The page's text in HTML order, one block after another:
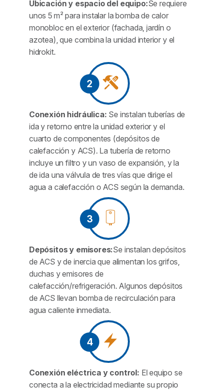
Ubicación y espacio del equipo:Se requiere
unos 5 m² para instalar la bomba de calor
monobloc en el exterior (fachada, jardín o
azotea), que combina la unidad interior y el
hidrokit.
2
Conexión hidráulica: Se instalan tuberías de
ida y retorno entre la unidad exterior y el
cuarto de componentes (depósitos de
calefacción y ACS). La tubería de retorno
incluye un filtro y un vaso de expansión, y la
de ida una válvula de tres vías que dirige el
agua a calefacción o ACS según la demanda.
3
Depósitos y emisores:Se instalan depósitos
de ACS y de inercia que alimentan los grifos,
duchas y emisores de
calefacción/refrigeración. Algunos depósitos
de ACS llevan bomba de recirculación para
agua caliente inmediata.
4
Conexión eléctrica y control: El equipo se
conecta a la electricidad mediante su propio